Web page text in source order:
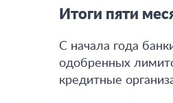
Итоги пяти
С начала года
одобренных
кредитные